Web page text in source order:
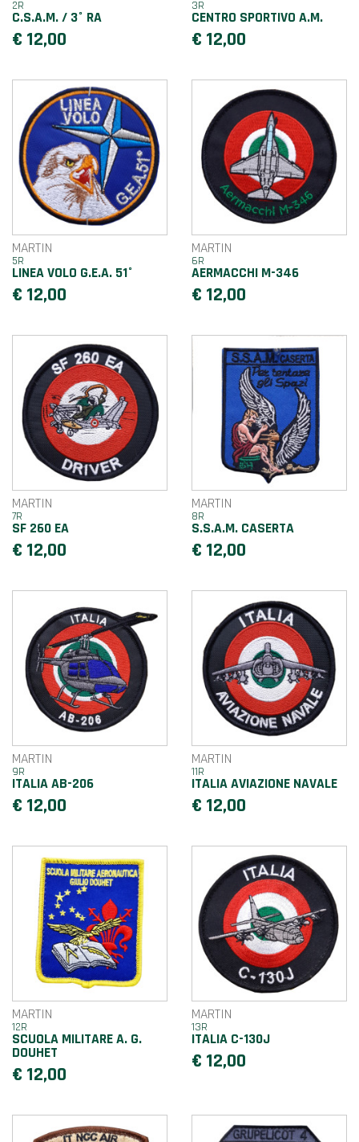
2R
C.S.A.M. / 3° RA
€ 12,00
3R
CENTRO SPORTIVO A.M.
€ 12,00
MARTIN
5R
LINEA VOLO G.E.A. 51°
€ 12,00
MARTIN
6R
AERMACCHI M-346
€ 12,00
MARTIN
7R
SF 260 EA
€ 12,00
MARTIN
8R
S.S.A.M. CASERTA
€ 12,00
MARTIN
9R
ITALIA AB-206
€ 12,00
MARTIN
11R
ITALIA AVIAZIONE NAVALE
€ 12,00
MARTIN
12R
SCUOLA MILITARE A. G.
DOUHET
€ 12,00
MARTIN
13R
ITALIA C-130J
€ 12,00